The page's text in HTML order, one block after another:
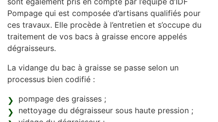
Pompage qui est composée d’artisans qualifiés pour
ces travaux. Elle procède à l’entretien et s’occupe du
traitement de vos bacs à graisse encore appelés
dégraisseurs.
La vidange du bac à graisse se passe selon un
processus bien codifié :
pompage des graisses ;
nettoyage du dégraisseur sous haute pression ;